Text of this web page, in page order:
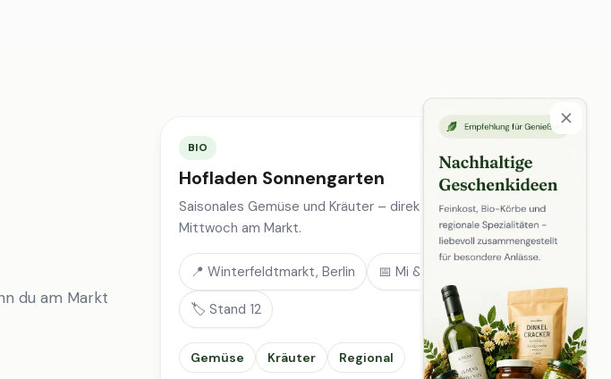
du am Markt
BIO
Hofladen Sonnengarten
Saisonales Gemüse und Kräuter – direkt vom Feld, jeden
Mittwoch am Markt.
📍 Winterfeldtmarkt, Berlin 📅 Mi & Sa
🏷️ Stand 12
Gemüse Kräuter Regional